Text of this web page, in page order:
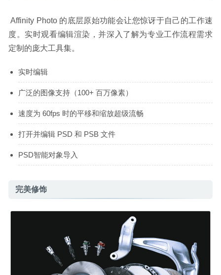
Affinity Photo 的底层原始功能会让您惊讶于自己的工作速
度。实时观看编辑渲染，并深入了解为专业工作流程需求
定制的庞大工具集。
实时编辑
广泛的图像支持（100+ 百万像素）
速度为 60fps 时的平移和缩放超级流畅
打开并编辑 PSD 和 PSB 文件
PSD智能对象导入
完美修饰